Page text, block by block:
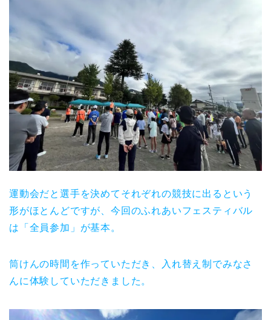
運動会だと選手を決めてそれぞれの競技に出るという
形がほとんどですが、今回のふれあいフェスティバル
は「全員参加」が基本。
筒けんの時間を作っていただき、入れ替え制でみなさ
んに体験していただきました。